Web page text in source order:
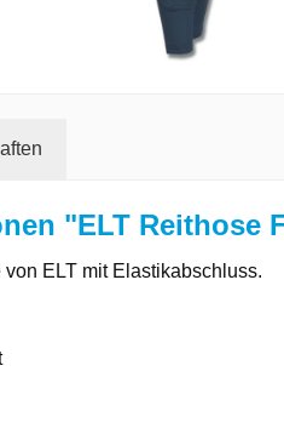
"ELT Reithose
ELT mit Elastikabschluss.